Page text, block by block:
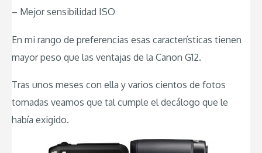
– Mejor sensibilidad ISO
En mi rango de preferencias esas características tienen
mayor peso que las ventajas de la Canon G12.
Tras unos meses con ella y varios cientos de fotos
tomadas veamos que tal cumple el decálogo que le
había exigido.